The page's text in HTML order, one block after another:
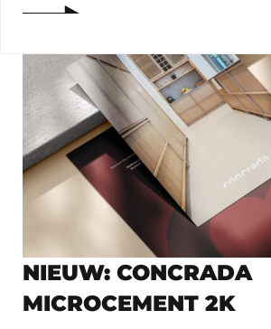
NIEUW: CONCRADA
MICROCEMENT 2K